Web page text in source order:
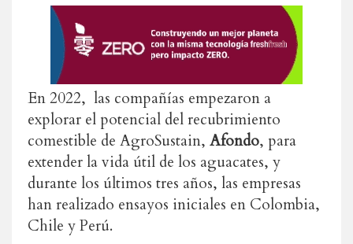
En 2022, las compañías empezaron a
explorar el potencial del recubrimiento
comestible de AgroSustain, Afondo, para
extender la vida útil de los aguacates, y
durante los últimos tres años, las empresas
han realizado ensayos iniciales en Colombia,
Chile y Perú.